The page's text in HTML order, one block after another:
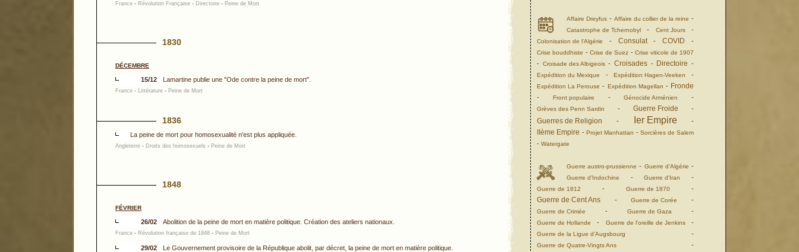
Affaire Dreyfus - Affaire du collier de la reine -
Catastrophe de Tchernobyl - Cent Jours-
Colonisation de l'Algérie - Consulat-COVID -
Crise bouddhiste - Crise de Suez - Crise viticole de 1907
- Croisade des Albigeois-Croisades - Directoire -
Expédition du Mexique -Expédition Hagen-Veeken -
Expédition La Perouse - Expédition Magellan - Fronde
- Front populaire -Génocide Arménien -
Grèves des Penn Sardin - Guerre Froide -
Guerres de Religion - Ier Empire-
IIème Empire - Projet Manhattan - Sorcières de Salem
- Watergate
Guerre austro-prussienne - Guerre d'Algérie -
Guerre d'Indochine -Guerre d'Iran -
Guerre de 1812 - Guerre de 1870 -
Guerre de Cent Ans -Guerre de Corée -
Guerre de Crimée - Guerre de Gaza -
Guerre de Hollande - Guerre de l'oreille de Jenkins-
Guerre de la Ligue d'Augsbourg -
Guerre de Quatre-Vingts Ans -
France - Révolution Française - Directoire - Peine de Mort
1830
DÉCEMBRE
15/12 Lamartine publie une "Ode contre la peine de mort".
France - Littérature - Peine de Mort
1836
La peine de mort pour homosexualité n'est plus appliquée.
Angleterre - Droits des homosexuels - Peine de Mort
1848
FÉVRIER
26/02 Abolition de la peine de mort en matière politique. Création des ateliers nationaux.
France - Révolution française de 1848 - Peine de Mort
29/02 Le Gouvernement provisoire de la République abolit, par décret, la peine de mort en matière politique.